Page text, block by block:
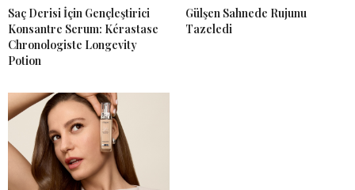
Saç Derisi İçin Gençleştirici
Konsantre Serum: Kérastase
Chronologiste Longevity
Potion
Gülşen Sahnede Rujunu
Tazeledi